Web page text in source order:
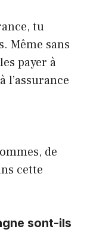
tu
Même sans
payer à
l’assurance
de
cette
sont-ils